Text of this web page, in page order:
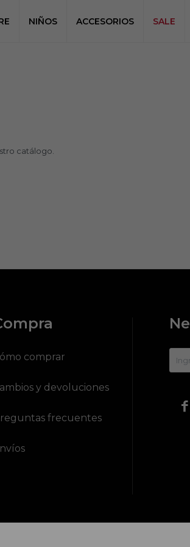
NIÑOS ACCESORIOS SALE
catálogo.
comprar
y devoluciones
frecuentes
